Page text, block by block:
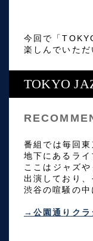
今回で「
楽しんでいただ
TOKYO
番組では毎回
地下にあるライ
ここはジャズ
出演しており、
渋谷の喧騒の
→公園通りク